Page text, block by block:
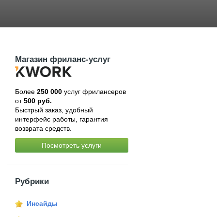
Магазин фриланс-услуг
Более 250 000услуг фрилансеров
от500 руб.
Быстрый заказ, удобный
интерфейс работы, гарантия
возврата средств.
Посмотреть услуги
Рубрики
Инсайды